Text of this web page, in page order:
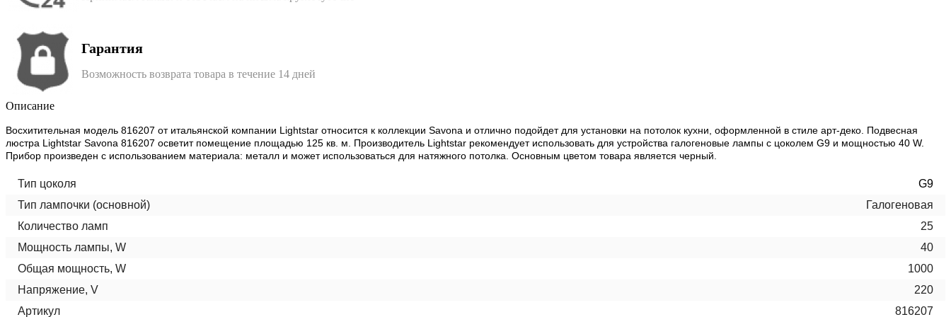
Гарантия
Возможность возврата товара в течение 14 дней
Описание
Восхитительная модель 816207 от итальянской компании Lightstar относится к коллекции Savona и отлично подойдет для установки на потолок кухни, оформленной в стиле арт-деко. Подвесная
люстра Lightstar Savona 816207 осветит помещение площадью 125 кв. м. Производитель Lightstar рекомендует использовать для устройства галогеновые лампы с цоколем G9 и мощностью 40 W.
Прибор произведен с использованием материала: металл и может использоваться для натяжного потолка. Основным цветом товара является черный.
Тип цоколя
G9
Тип лампочки (основной)
Галогеновая
Количество ламп
25
Мощность лампы, W
40
Общая мощность, W
1000
Напряжение, V
220
Артикул
816207